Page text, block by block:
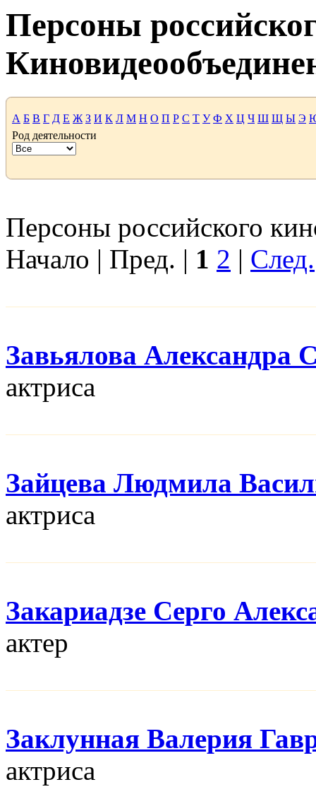
Персоны
А Б В Г Д Е Ж З И К Л М Н О П Р С Т У Ф Х Ц Ч Ш Щ Ы Э
Род деятельности
Персоны российского
Начало | Пред. | 1 2 | След.
Завьялова Александра
актриса
Зайцева Людмила
актриса
Закариадзе Серго
актер
Заклунная Валерия
актриса